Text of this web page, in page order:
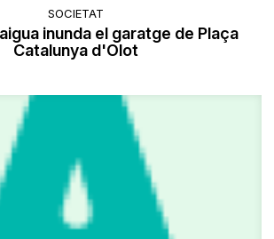
SOCIETAT
inunda el garatge de Plaça
Catalunya d'Olot